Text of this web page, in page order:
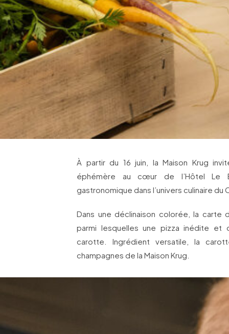
À partir du 16 juin, la Maison Krug
éphémère au cœur de l’Hôtel Le
gastronomique dans l’univers culinaire du
Dans une déclinaison colorée, la carte
parmi lesquelles une pizza inédite et
carotte. Ingrédient versatile, la
champagnes de la Maison Krug.